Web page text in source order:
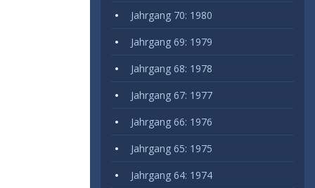
Jahrgang 70: 1980
Jahrgang 69: 1979
Jahrgang 68: 1978
Jahrgang 67: 1977
Jahrgang 66: 1976
Jahrgang 65: 1975
Jahrgang 64: 1974